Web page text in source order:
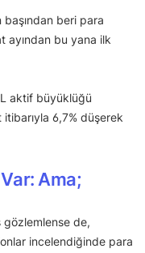
başından beri para
ayından bu yana ilk
aktif büyüklüğü
6,7% düşerek
Ama;
gözlemlense de,
incelendiğinde para